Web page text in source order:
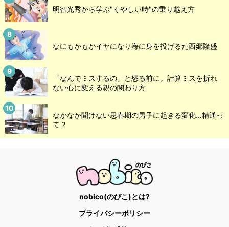
明智光秀から学ぶ"くやしい時"の乗り越え方
なにもかもがイヤになり海に身を投げるた西郷隆盛
「なんでミスするの」と怒る前に。計算ミスを折れ
ない心に変える親の関わり方
なかなか聞けない思春期の男子に起きる変化…精通っ
て？
nobico(のびこ)とは?
プライバシーポリシー